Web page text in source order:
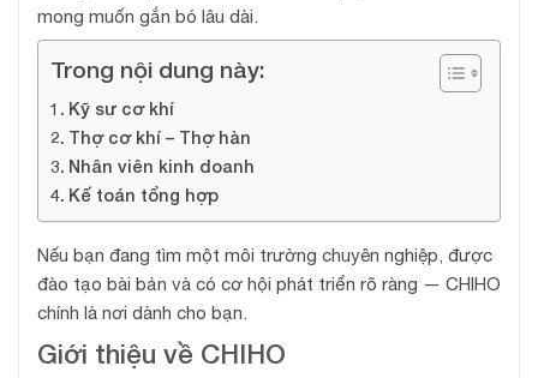
mong muốn gắn bó lâu dài.
Trong nội dung này:
Kỹ sư cơ khí
Thợ cơ khí – Thợ hàn
Nhân viên kinh doanh
Kế toán tổng hợp
Nếu bạn đang tìm một môi trường chuyên nghiệp, được
đào tạo bài bản và có cơ hội phát triển rõ ràng — CHIHO
chính là nơi dành cho bạn.
Giới thiệu về CHIHO